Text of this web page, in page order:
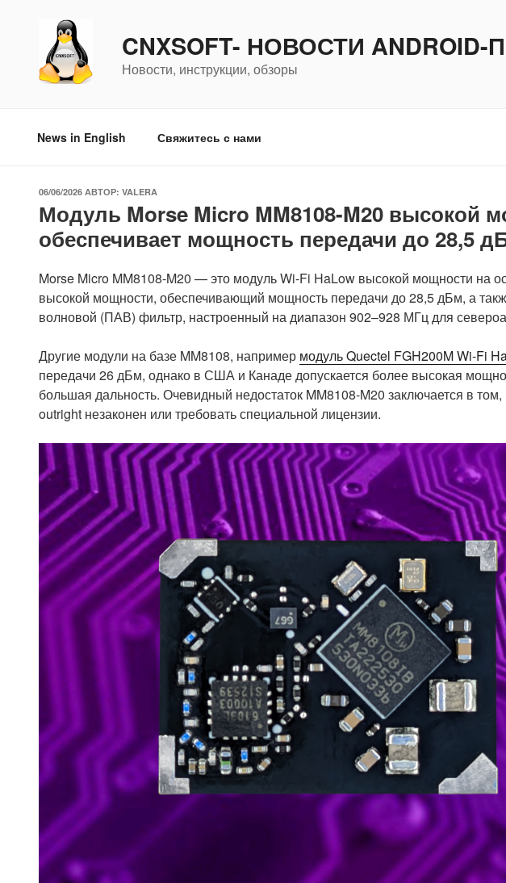
содержимому
CNXSOFT- НОВОСТИ
Новости, инструкции, обзоры
News in English Свяжитесь с нами
ОПУБЛИКОВАНО
06/06/2026 АВТОР: VALERA
Модуль Morse Micro MM8108-M20 высокой
обеспечивает мощность передачи до 28,5
Morse Micro MM8108-M20 — это модуль Wi-Fi HaLow высокой мощности на
высокой мощности, обеспечивающий мощность передачи до 28,5 дБм, а
волновой (ПАВ) фильтр, настроенный на диапазон 902–928 МГц для
Другие модули на базе MM8108, например модуль Quectel FGH200M Wi-Fi
передачи 26 дБм, однако в США и Канаде допускается более высокая
большая дальность. Очевидный недостаток MM8108-M20 заключается в
outright незаконен или требовать специальной лицензии.